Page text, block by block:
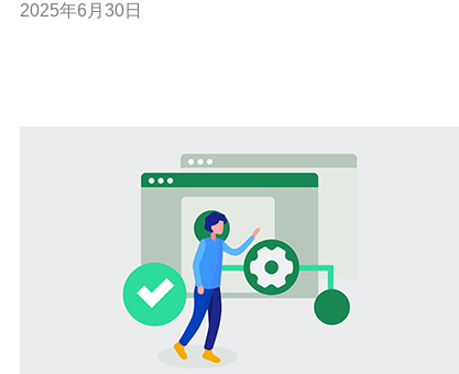
以帮助读者更好地选择适合自己需求的服务器。 香港CN2
2025年6月30日